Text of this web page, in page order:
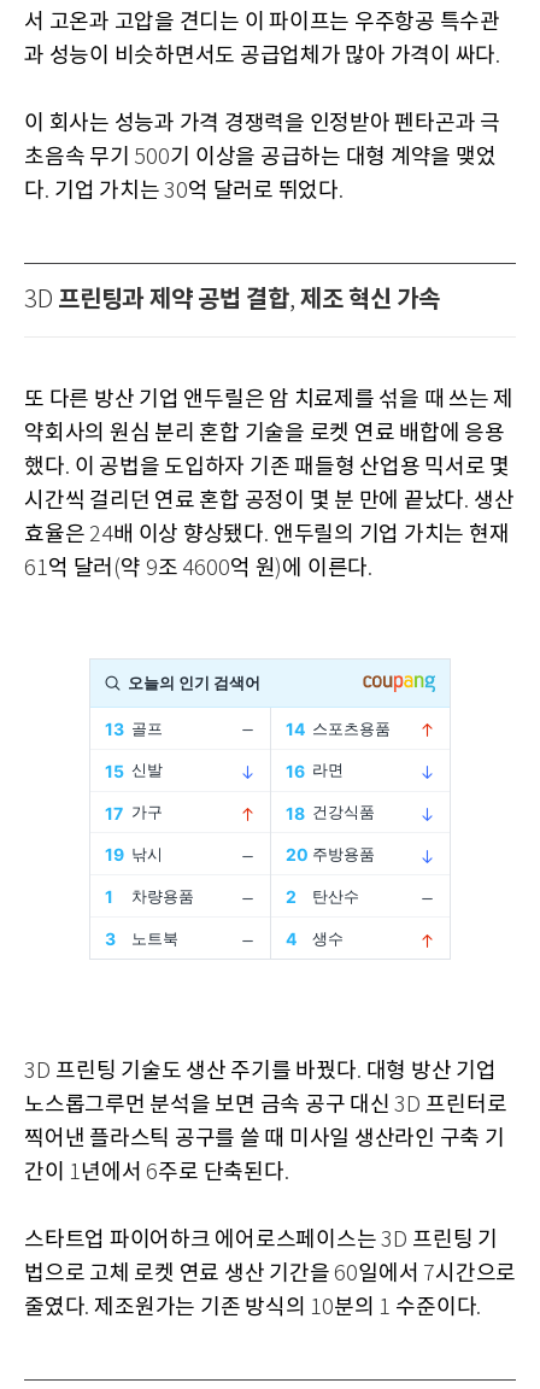
서 고온과 고압을 견디는 이 파이프는 우주항공 특수관
과 성능이 비슷하면서도 공급업체가 많아 가격이 싸다.
이 회사는 성능과 가격 경쟁력을 인정받아 펜타곤과 극
초음속 무기 500기 이상을 공급하는 대형 계약을 맺었
다. 기업 가치는 30억 달러로 뛰었다.
3D 프린팅과 제약 공법 결합, 제조 혁신 가속
또 다른 방산 기업 앤두릴은 암 치료제를 섞을 때 쓰는 제
약회사의 원심 분리 혼합 기술을 로켓 연료 배합에 응용
했다. 이 공법을 도입하자 기존 패들형 산업용 믹서로 몇
시간씩 걸리던 연료 혼합 공정이 몇 분 만에 끝났다. 생산
효율은 24배 이상 향상됐다. 앤두릴의 기업 가치는 현재
61억 달러 (약 9조 4600억 원)에 이른다.
3D 프린팅 기술도 생산 주기를 바꿨다. 대형 방산 기업
노스롭그루먼 분석을 보면 금속 공구 대신3D 프린터로
찍어낸 플라스틱 공구를 쓸 때 미사일 생산라인 구축 기
간이 1년에서 6주로 단축된다.
스타트업 파이어하크 에어로스페이스는 3D 프린팅 기
법으로 고체 로켓 연료 생산 기간을 60일에서 7시간으로
줄였다.제조원가는 기존 방식의 10분의 1 수준이다.